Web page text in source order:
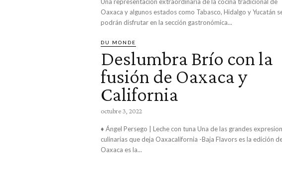
Oaxaca y algunos estados como Tabasco, Hidalgo y Yucatán
podrán disfrutar en la sección gastronómica...
DU MONDE
Deslumbra Brío con la
fusión de Oaxaca y
California
octubre 3, 2022
♦ Ángel Persego | Leche con tuna Una de las grandes expresiones
culinarias que deja Oaxacalifornia -Baja Flavors es la edición
Oaxaca es la...